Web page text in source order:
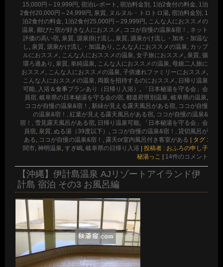
15,000円～19,999円 宿泊レポート
宿泊料金別, 1泊2食付の料金, 1泊
2食付20,000円～24,999円 泉質, ヌルヌル・トロトロ湯 宿泊料金別, 1
泊2食付の料金, 1泊2食付25,000円～29,999円
こんな人におススメの
温泉, 鄙びた宿が好きな人におススメ
ココが自慢の温泉&宿！, ネット
評価の高い宿 泉質, 源泉掛け流し
泉質, 源泉かけ流し・加水・加温な
し
泉質, 源泉かけ流し・加温あり
こんな人におススメの温泉, カップ
ルにおススメ
こんな人におススメの温泉, 女子旅におススメ
泉質, 循
環ろ過あり
泉質, 単純温泉
こんな人におススメの温泉, 母娘二人旅に
おススメ
こんな人におススメの温泉, 子供連れファミリーにおススメ
こんな人におススメの温泉, 両親を招待するのにおススメ
日帰り温泉
可能, 入浴＆食事プランあり（日帰り入浴）
「日本秘湯を守る会」会
員宿, 岐阜県の日本秘湯を守る会の宿 都道府県別温泉, 岐阜県の温泉
ココが自慢の温泉&宿！, 新緑が見える露天風呂がある宿 ココが自慢
の温泉&宿！, 紅葉が見える露天風呂がある宿 ココが自慢の温泉&
宿！, 雪見露天風呂がある宿 日帰り温泉可能
「日本秘湯を守る会」会
員宿 泉質, ぬる湯（39度以下）
ココが自慢の温泉&宿！, 貸切風呂が
ある
ココが自慢の温泉&宿！, 露天or室内風呂付き客室がある | タグ :
関市 神明温泉 すぎ嶋 岐阜県の日帰り入浴 | 投稿者 : おふろの申し子
秘湯っこ | 14件のコメント
【沖縄】伊計島温泉 AJリゾートアイランド伊
計島 宿泊 その3 お風呂編